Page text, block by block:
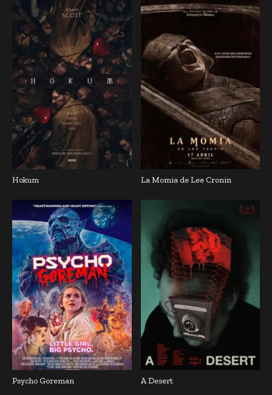
Hokum La Momia de Lee Cronin
Psycho Goreman A Desert